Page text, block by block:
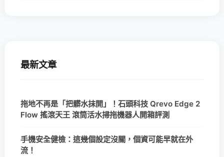
最新文章
拖地不再是「把髒水抹開」！石頭科技 Qrevo Edge 2
Flow 搖滾天王 滾筒活水掃拖機器人開箱評測
手機安全健檢：這幾個設定沒關，個資可能早就在外
流！